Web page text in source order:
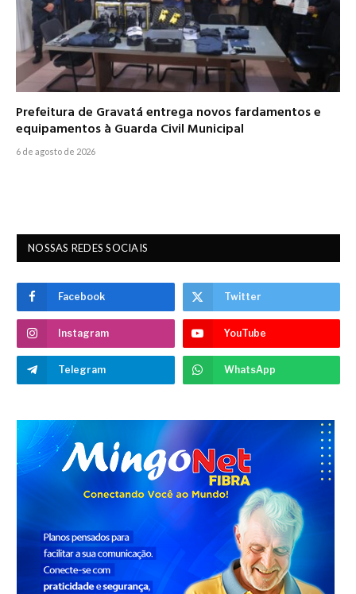
Prefeitura de Gravatá entrega novos fardamentos e
equipamentos à Guarda Civil Municipal
6 de agosto de 2026
NOSSAS REDES SOCIAIS
Facebook Twitter
Instagram YouTube
Telegram WhatsApp